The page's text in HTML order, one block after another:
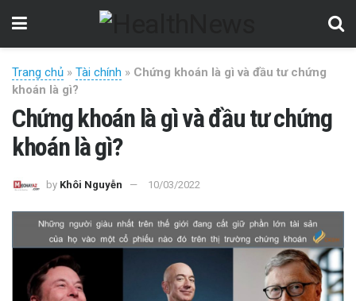
Trang chủ » Tài chính » Chứng khoán là gì và đầu tư chứng
khoán là gì?
Chứng khoán là gì và đầu tư chứng
khoán là gì?
by Khôi Nguyễn 10/03/2022